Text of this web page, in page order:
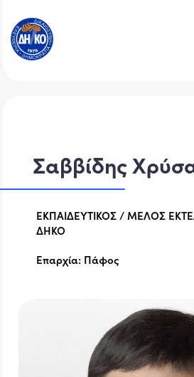
Σαββίδης
ΕΚΠΑΙΔΕΥΤΙΚΟΣ / ΜΕΛΟΣ
ΔΗΚΟ
Επαρχία: Πάφος